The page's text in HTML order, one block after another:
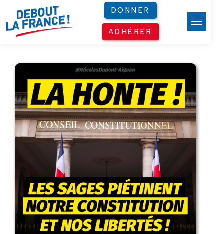
DONNER
ADHÉRER
Panneau de gestion des cookies